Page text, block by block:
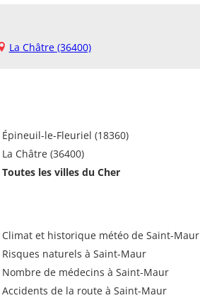
La Châtre (36400)
Épineuil-le-Fleuriel (18360)
La Châtre (36400)
Toutes les villes du Cher
Climat et historique météo de Saint-Maur
Risques naturels à Saint-Maur
Nombre de médecins à Saint-Maur
Accidents de la route à Saint-Maur